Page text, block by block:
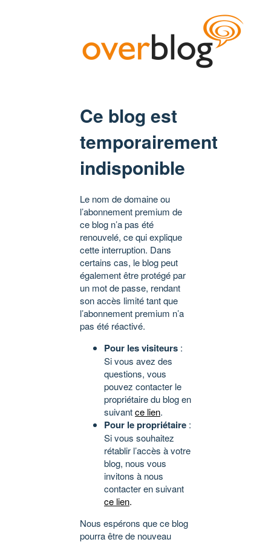
Ce blog est
temporairement
indisponible
Le nom de domaine ou
l’abonnement premium de
ce blog n’a pas été
renouvelé, ce qui explique
cette interruption. Dans
certains cas, le blog peut
également être protégé par
un mot de passe, rendant
son accès limité tant que
l’abonnement premium n’a
pas été réactivé.
Pour les visiteurs :
Si vous avez des
questions, vous
pouvez contacter le
propriétaire du blog en
suivantce lien.
Pour le propriétaire :
Si vous souhaitez
rétablir l’accès à votre
blog, nous vous
invitons à nous
contacter en suivant
ce lien.
Nous espérons que ce blog
pourra être de nouveau